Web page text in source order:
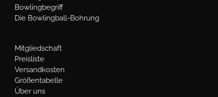
Bowlingbegriff
Die Bowlingball-Bohrung
Mitgliedschaft
Preisliste
Versandkosten
Größentabelle
Über uns